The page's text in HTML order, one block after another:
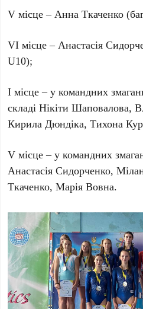
V місце – Анна Ткаченко
VI місце – Анастасія
U10);
І місце – у командних
складі Нікіти Шаповалова,
Кирила Дюндіка, Тихона
V місце – у командних
Анастасія Сидорченко,
Ткаченко, Марія Вовна.